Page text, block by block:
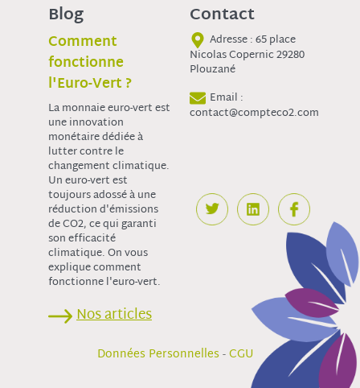
Blog
Comment
fonctionne
l'Euro-Vert ?
La monnaie euro-vert est
une innovation
monétaire dédiée à
lutter contre le
changement climatique.
Un euro-vert est
toujours adossé à une
réduction d'émissions
de CO2, ce qui garanti
son efficacité
climatique. On vous
explique comment
fonctionne l'euro-vert.
Nos articles
Contact
Adresse : 65 place
Nicolas Copernic 29280
Plouzané
Email :
contact@compteco2.com
Données Personnelles-CGU